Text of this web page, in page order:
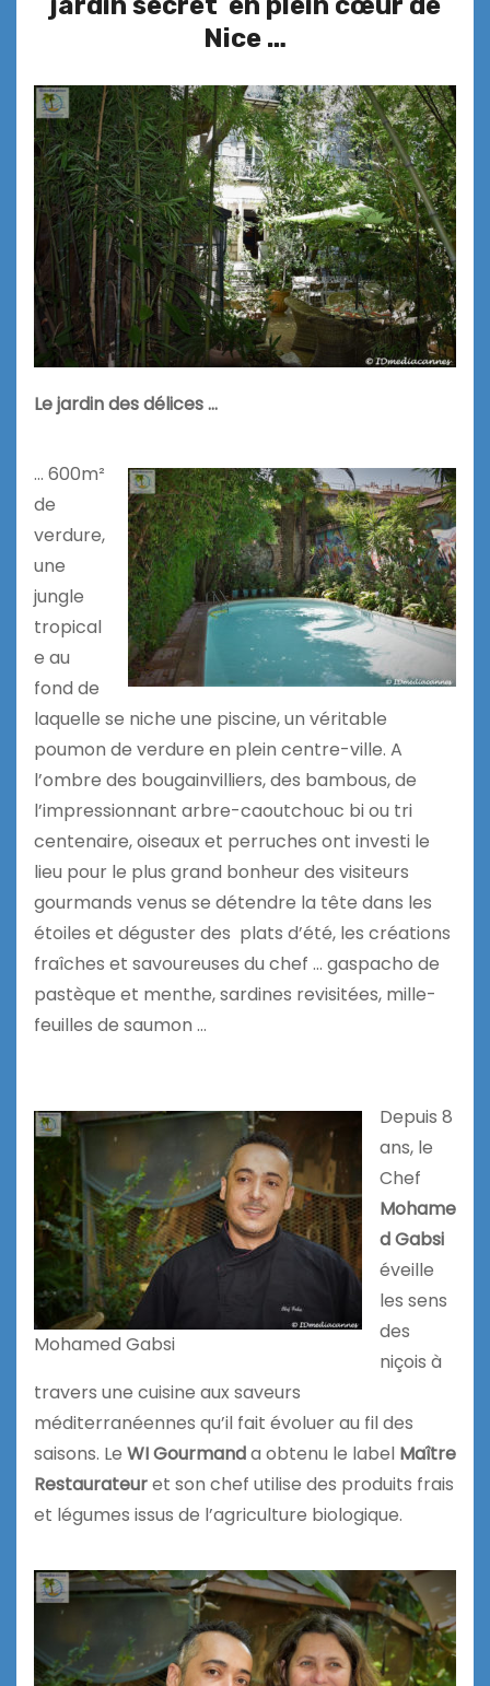
Nice …
Le jardin des délices …
… 600m²
de
verdure,
une
jungle
tropical
e au
fond de
laquelle se niche une piscine, un véritable
poumon de verdure en plein centre-ville. A
l’ombre des bougainvilliers, des bambous, de
l’impressionnant arbre-caoutchouc bi ou tri
centenaire, oiseaux et perruches ont investi le
lieu pour le plus grand bonheur des visiteurs
gourmands venus se détendre la tête dans les
étoiles et déguster des plats d’été, les créations
fraîches et savoureuses du chef … gaspacho de
pastèque et menthe, sardines revisitées, mille-
feuilles de saumon …
Mohamed Gabsi
Depuis 8
ans, le
Chef
Mohame
dGabsi
éveille
les sens
des
niçois à
travers une cuisine aux saveurs
méditerranéennes qu’il fait évoluer au fil des
saisons. Le WI Gourmanda obtenu le label Maître
Restaurateuret son chef utilise des produits frais
et légumes issus de l’agriculture biologique.